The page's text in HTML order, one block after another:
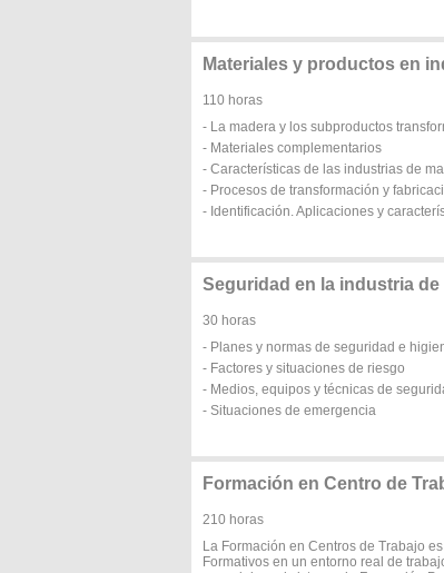
Materiales y productos en
110 horas
- La madera y los subproductos
- Materiales complementarios
- Características de las industrias de
- Procesos de transformación y
- Identificación. Aplicaciones y
Seguridad en la industria de
30 horas
- Planes y normas de seguridad e
- Factores y situaciones de riesgo
- Medios, equipos y técnicas de
- Situaciones de emergencia
Formación en Centro de
210 horas
La Formación en Centros de Trabajo
Formativos en un entorno real de